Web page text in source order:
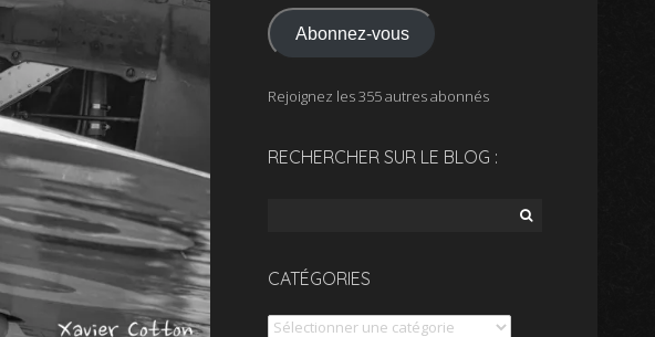
mail
Abonnez-vous
Rejoignez les 355 autres abonnés
RECHERCHER SUR LE BLOG :
CATÉGORIES
Catégories